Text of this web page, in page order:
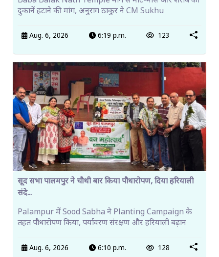
दुकानें हटाने की मांग, अनुराग ठाकुर ने CM Sukhu
Aug. 6, 2026 6:19 p.m. 123
सूद सभा पालमपुर ने चौथी बार किया पौधारोपण, दिया हरियाली
संदे...
Palampur में Sood Sabha ने Planting Campaign के
तहत पौधारोपण किया, पर्यावरण संरक्षण और हरियाली बढ़ान
Aug. 6, 2026 6:10 p.m. 128